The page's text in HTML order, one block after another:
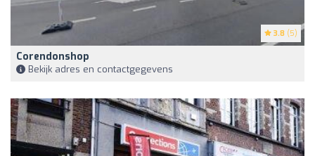
3.8 (5)
Corendonshop
Bekijk adres en contactgegevens